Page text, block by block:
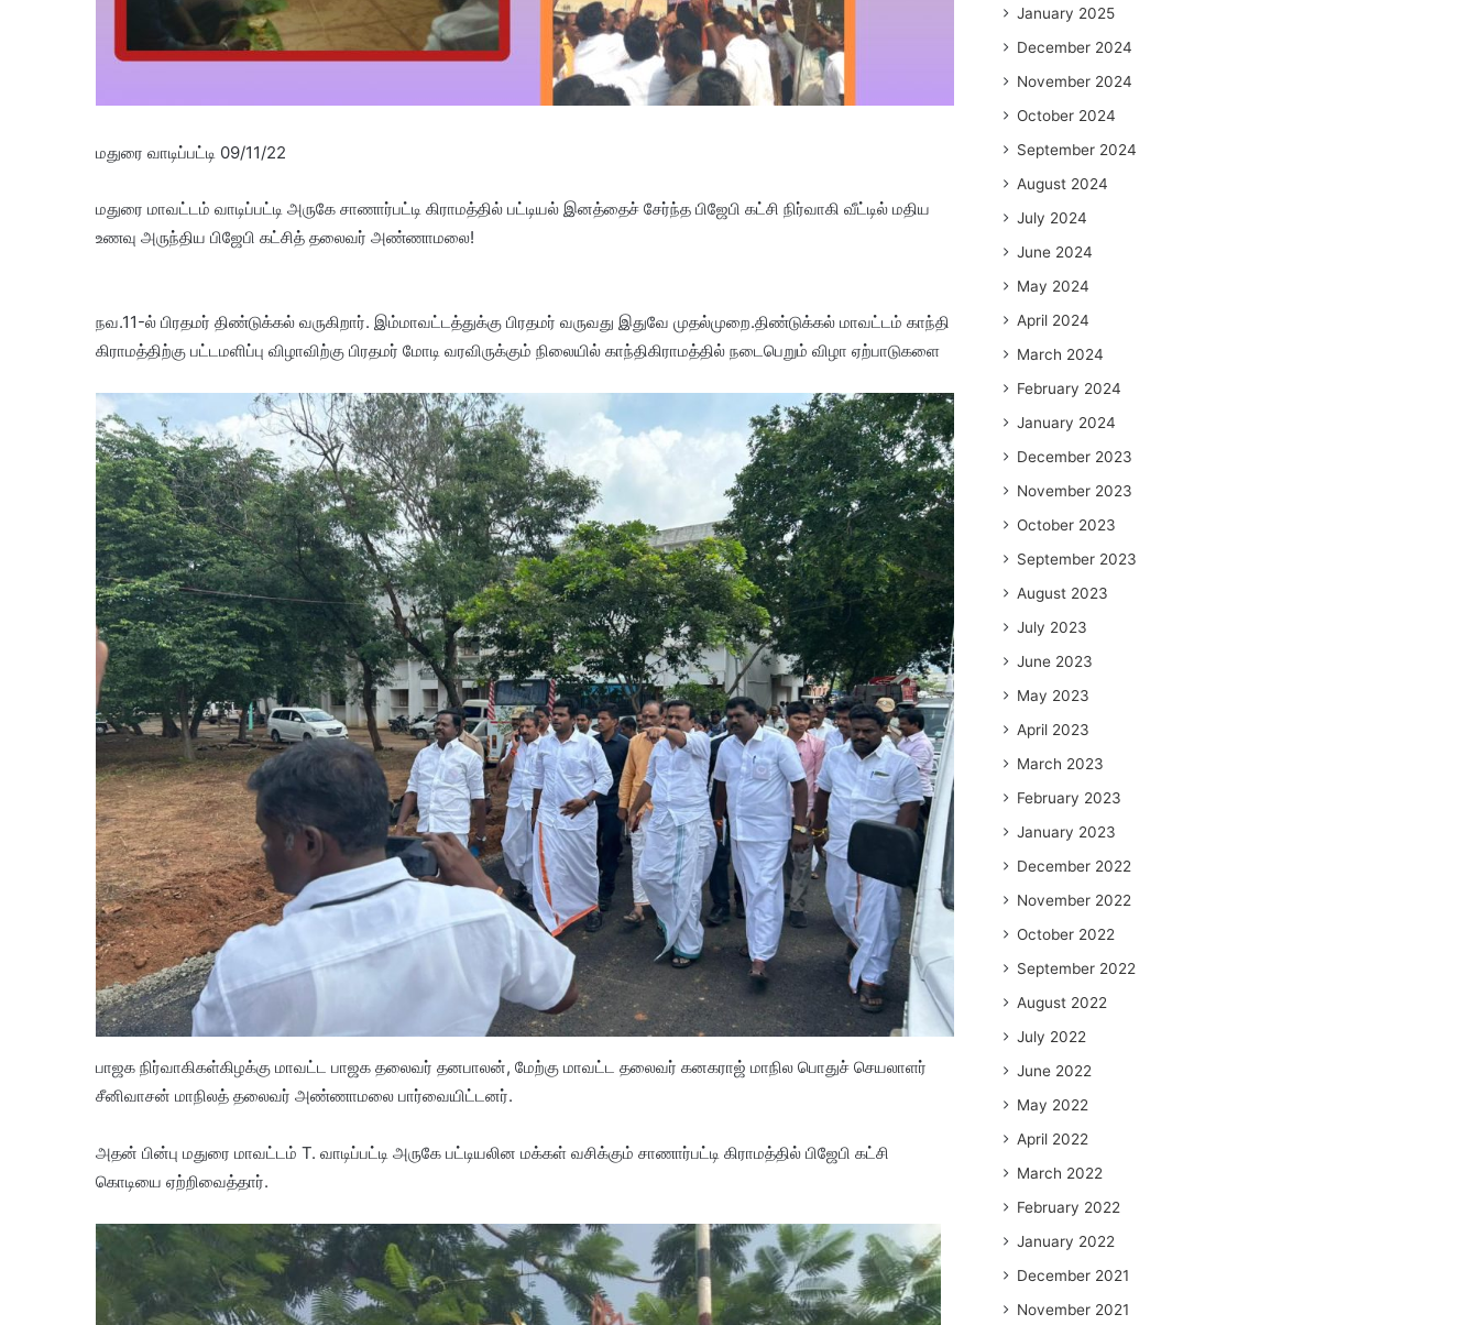
மதுரை வாடிப்பட்டி 09/11/22
மதுரை மாவட்டம் வாடிப்பட்டி அருகே சாணார்பட்டி கிராமத்தில் பட்டியல் இனத்தைச் சேர்ந்த பிஜேபி கட்சி நிர்வாகி வீட்டில் மதிய
உணவு அருந்திய பிஜேபி கட்சித் தலைவர் அண்ணாமலை!
நவ.11-ல் பிரதமர் திண்டுக்கல் வருகிறார். இம்மாவட்டத்துக்கு பிரதமர் வருவது இதுவே முதல்முறை.திண்டுக்கல் மாவட்டம் காந்தி
கிராமத்திற்கு பட்டமளிப்பு விழாவிற்கு பிரதமர் மோடி வரவிருக்கும் நிலையில் காந்திகிராமத்தில் நடைபெறும் விழா ஏற்பாடுகளை
பாஜக நிர்வாகிகள்கிழக்கு மாவட்ட பாஜக தலைவர் தனபாலன், மேற்கு மாவட்ட தலைவர் கனகராஜ் மாநில பொதுச் செயலாளர்
சீனிவாசன் மாநிலத் தலைவர் அண்ணாமலை பார்வையிட்டனர்.
அதன் பின்பு மதுரை மாவட்டம் T. வாடிப்பட்டி அருகே பட்டியலின மக்கள் வசிக்கும் சாணார்பட்டி கிராமத்தில் பிஜேபி கட்சி
கொடியை ஏற்றிவைத்தார்.
January 2025
December 2024
November 2024
October 2024
September 2024
August 2024
July 2024
June 2024
May 2024
April 2024
March 2024
February 2024
January 2024
December 2023
November 2023
October 2023
September 2023
August 2023
July 2023
June 2023
May 2023
April 2023
March 2023
February 2023
January 2023
December 2022
November 2022
October 2022
September 2022
August 2022
July 2022
June 2022
May 2022
April 2022
March 2022
February 2022
January 2022
December 2021
November 2021